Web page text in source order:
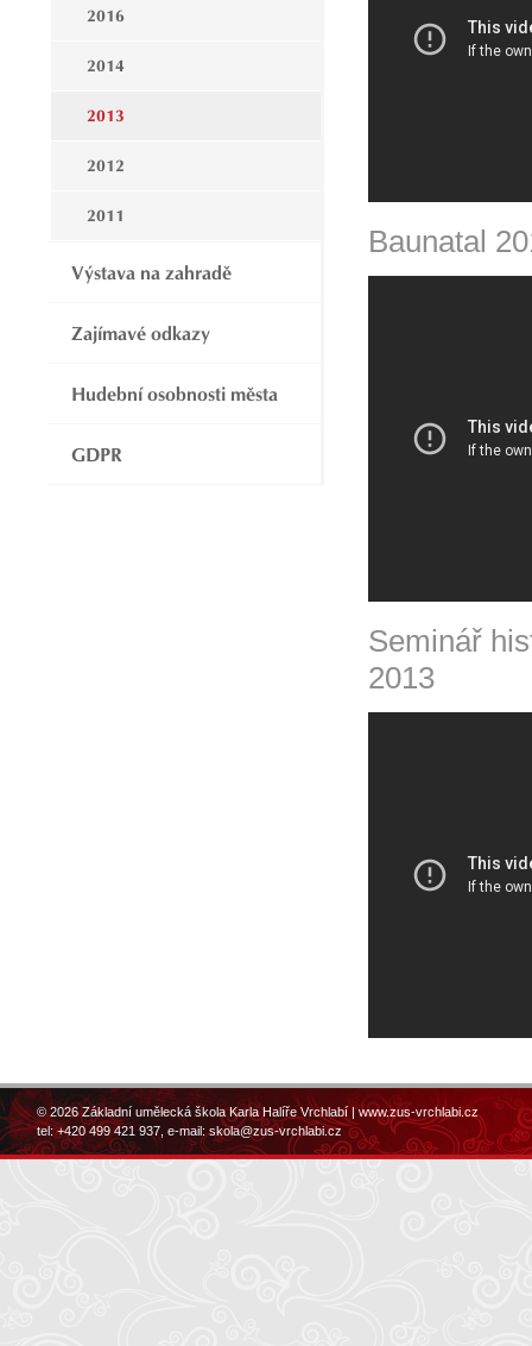
2016
2014
2013
2012
2011
Výstava na zahradě
Zajímavé odkazy
Hudební osobnosti města
GDPR
Baunatal
Seminář
2013
© 2026 Základní umělecká škola Karla Halíře Vrchlabí |www.zus-vrchlabi.cz
tel: +420 499 421 937, e-mail:skola@zus-vrchlabi.cz